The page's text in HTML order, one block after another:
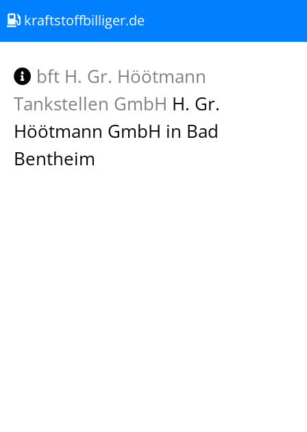
kraftstoffbilliger.de
bft H. Gr. Höötmann
Tankstellen GmbH H. Gr.
Höötmann GmbH in Bad
Bentheim